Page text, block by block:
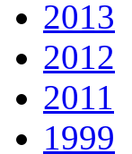
2013
2012
2011
1999